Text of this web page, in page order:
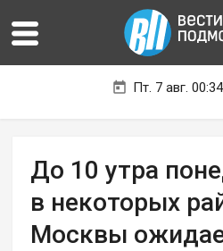
Пт. 7 авг. 00:34
До 10 утра
в некоторых
Москвы